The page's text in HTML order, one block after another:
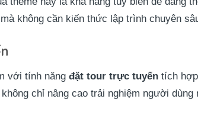
không cần kiến thức lập trình chuyên
với tính năng đặt tour trực tuyến tích
chỉ nâng cao trải nghiệm người